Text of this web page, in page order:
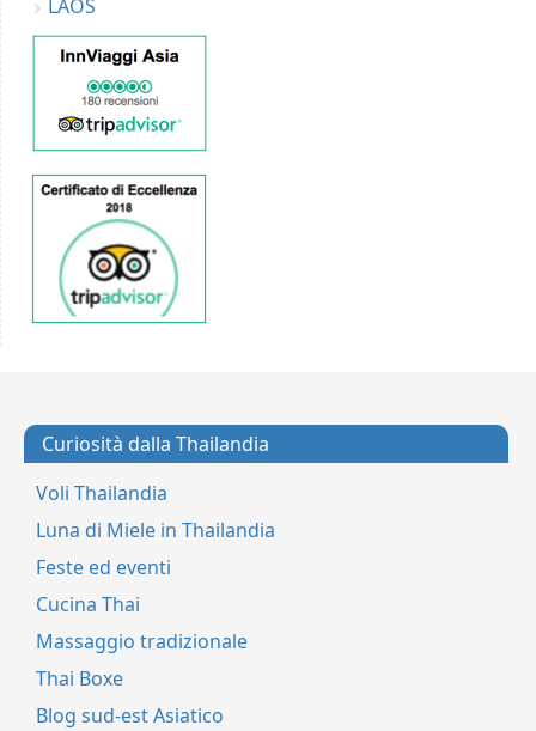
LAOS
Curiosità dalla Thailandia
Voli Thailandia
Luna di Miele in Thailandia
Feste ed eventi
Cucina Thai
Massaggio tradizionale
Thai Boxe
Blog sud-est Asiatico